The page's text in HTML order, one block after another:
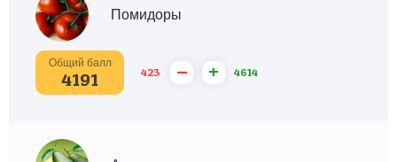
Помидоры
Общий балл
4191 423 – + 4614